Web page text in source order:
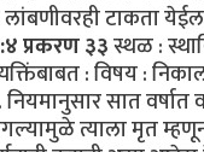
लांबणीवरही टाकता
प्रकरण ३३स्थळ :
: विषय :
सात वर्षात
त्याला मृत